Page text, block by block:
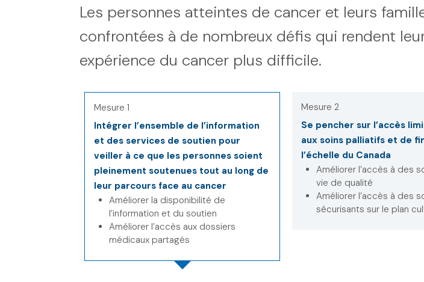
Les personnes atteintes de cancer et leurs
confrontées à de nombreux défis qui rendent
expérience du cancer plus difficile.
Mesure 1
Intégrer l’ensemble de l’information
et des services de soutien pour
veiller à ce que les personnes soient
pleinement soutenues tout au long de
leur parcours face au cancer
Améliorer la disponibilité de
l’information et du soutien
Améliorer l’accès aux dossiers
médicaux partagés
Mesure 2
Se pencher sur l’accès
aux soins palliatifs et de
l’échelle du Canada
Améliorer l’accès à des
vie de qualité
Améliorer l’accès à des
sécurisants sur le plan